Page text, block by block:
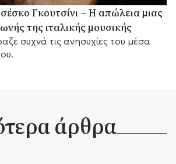
Γκουτσίνι – Η απώλεια μιας
της ιταλικής μουσικής
συχνά τις ανησυχίες του μέσα
άρθρα